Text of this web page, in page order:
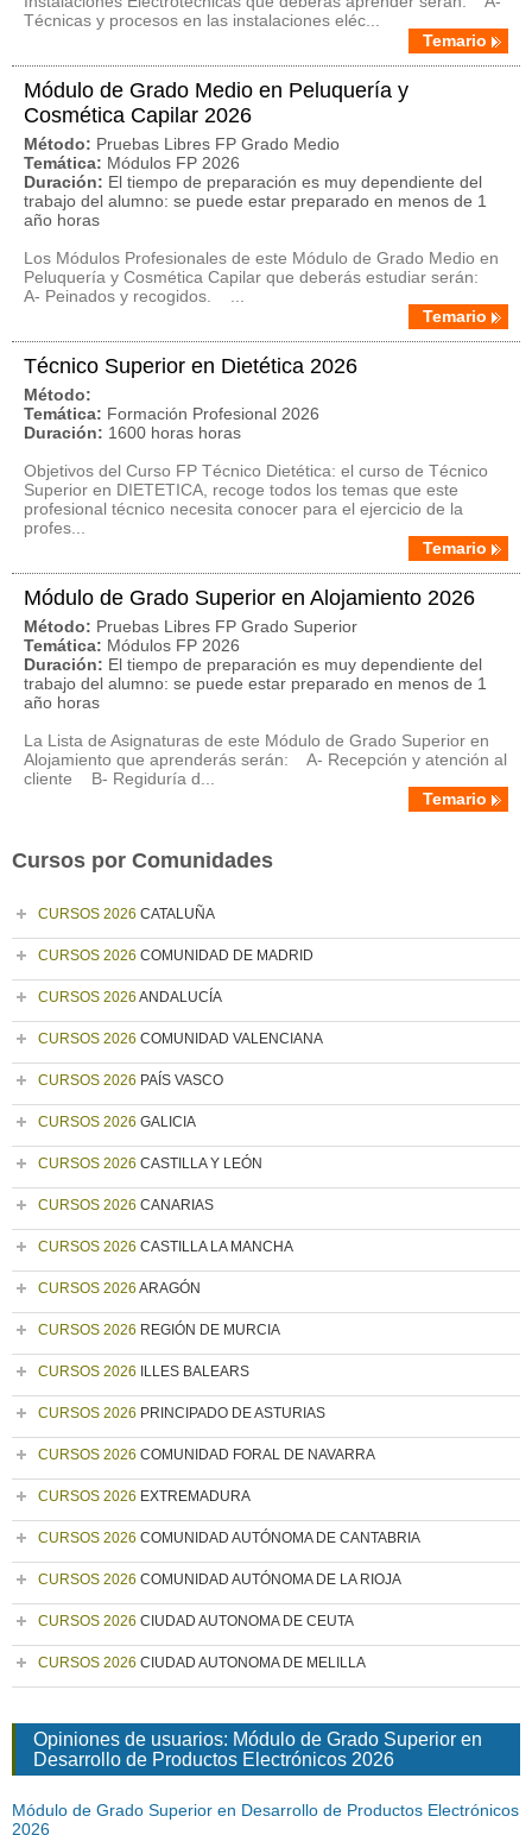
Técnicas y procesos en las instalaciones eléc...
Temario
Módulo de Grado Medio en Peluquería y
Cosmética Capilar 2026
Método: Pruebas Libres FP Grado Medio
Temática: Módulos FP 2026
Duración: El tiempo de preparación es muy dependiente del
trabajo del alumno: se puede estar preparado en menos de 1
año horas
Los Módulos Profesionales de este Módulo de Grado Medio en
Peluquería y Cosmética Capilar que deberás estudiar serán:
A- Peinados y recogidos. ...
Temario
Técnico Superior en Dietética 2026
Método:
Temática: Formación Profesional 2026
Duración: 1600 horas horas
Objetivos del Curso FP Técnico Dietética: el curso de Técnico
Superior en DIETETICA, recoge todos los temas que este
profesional técnico necesita conocer para el ejercicio de la
profes...
Temario
Módulo de Grado Superior en Alojamiento 2026
Método: Pruebas Libres FP Grado Superior
Temática: Módulos FP 2026
Duración: El tiempo de preparación es muy dependiente del
trabajo del alumno: se puede estar preparado en menos de 1
año horas
La Lista de Asignaturas de este Módulo de Grado Superior en
Alojamiento que aprenderás serán: A- Recepción y atención al
cliente B- Regiduría d...
Temario
Cursos por Comunidades
CURSOS 2026 CATALUÑA
CURSOS 2026 COMUNIDAD DE MADRID
CURSOS 2026 ANDALUCÍA
CURSOS 2026 COMUNIDAD VALENCIANA
CURSOS 2026 PAÍS VASCO
CURSOS 2026 GALICIA
CURSOS 2026 CASTILLA Y LEÓN
CURSOS 2026 CANARIAS
CURSOS 2026 CASTILLA LA MANCHA
CURSOS 2026 ARAGÓN
CURSOS 2026 REGIÓN DE MURCIA
CURSOS 2026 ILLES BALEARS
CURSOS 2026 PRINCIPADO DE ASTURIAS
CURSOS 2026 COMUNIDAD FORAL DE NAVARRA
CURSOS 2026 EXTREMADURA
CURSOS 2026 COMUNIDAD AUTÓNOMA DE CANTABRIA
CURSOS 2026 COMUNIDAD AUTÓNOMA DE LA RIOJA
CURSOS 2026 CIUDAD AUTONOMA DE CEUTA
CURSOS 2026 CIUDAD AUTONOMA DE MELILLA
Opiniones de usuarios: Módulo de Grado Superior en
Desarrollo de Productos Electrónicos 2026
Módulo de Grado Superior en Desarrollo de Productos Electrónicos
2026